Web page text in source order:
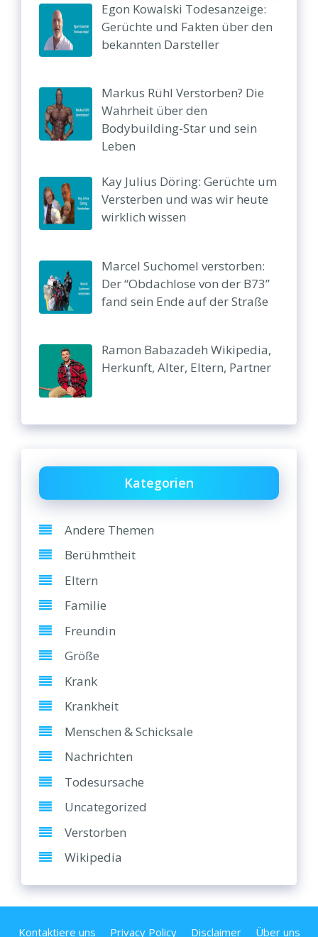
Egon Kowalski Todesanzeige:
Gerüchte und Fakten über den
bekannten Darsteller
Markus Rühl Verstorben? Die
Wahrheit über den
Bodybuilding-Star und sein
Leben
Kay Julius Döring: Gerüchte um
Versterben und was wir heute
wirklich wissen
Marcel Suchomel verstorben:
Der “Obdachlose von der B73”
fand sein Ende auf der Straße
Ramon Babazadeh Wikipedia,
Herkunft, Alter, Eltern, Partner
Kategorien
Andere Themen
Berühmtheit
Eltern
Familie
Freundin
Größe
Krank
Krankheit
Menschen & Schicksale
Nachrichten
Todesursache
Uncategorized
Verstorben
Wikipedia
Kontaktiere uns Privacy Policy Disclaimer Über uns